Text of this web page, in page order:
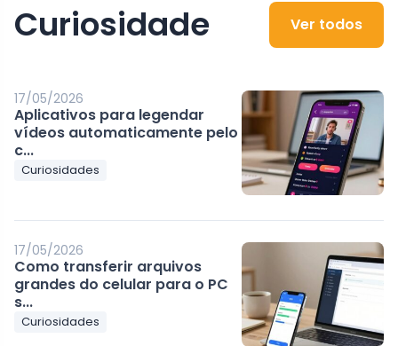
Curiosidade Ver todos
17/05/2026
Aplicativos para legendar
vídeos automaticamente pelo
c...
Curiosidades
17/05/2026
Como transferir arquivos
grandes do celular para o PC
s...
Curiosidades